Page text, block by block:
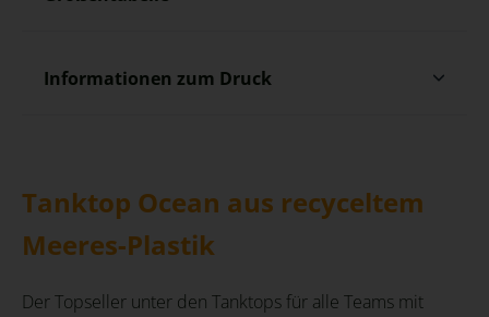
Informationen zum Druck
Tanktop Ocean aus recyceltem
Meeres-Plastik
Der Topseller unter den Tanktops für alle Teams mit